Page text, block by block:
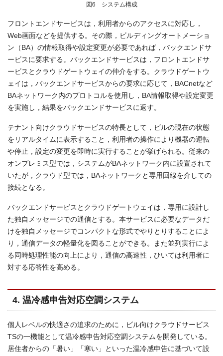
図6 システム構成
フロントエンドサービスは，利用者からのアクセスに対応し，
Web画面などを提供する。その際，ビルディングオートメーショ
ン（BA）の情報取得や設定変更が必要であれば，バックエンドサ
ービスに要求する。バックエンドサービスは，フロントエンドサ
ービスとクラウドゲートウェイの仲介をする。クラウドゲートウ
ェイは，バックエンドサービスからの要求に応じて，BACnetなど
BAネットワーク内のプロトコルを使用し，BA情報取得や設定変更
を実施し，結果をバックエンドサービスに返す。
テナント向けクラウドサービスの特長として，ビルの現在の状態
をリアルタイムに表示すること，利用者の操作により機器の運転
や停止，設定の変更を即時に実行することが挙げられる。従来の
オンプレミス型では，システムがBAネットワーク内に設置されて
いたが，クラウド型では，BAネットワークと専用回線を介しての
接続となる。
バックエンドサービスとクラウドゲートウェイは，専用に設計し
た独自メッセージでの通信とする。本サービスに必要なデータだ
けを独自メッセージでコンパクトな形式でやりとりすることによ
り，通信データの軽量化を図ることができる。また並列実行によ
る同時処理性能の向上により，通信の高速性，ひいては利用者に
対する応答性を高める。
4. 温冷感申告対応空調システム
個人レベルの快適さの追求のために，ビル向けクラウドサービス
TSの一機能として温冷感申告対応空調システムを開発している。
居住者からの「暑い」「寒い」といった温冷感申告に基づいて設